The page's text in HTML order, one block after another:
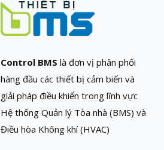
Control BMS là đơn vị phân phối
hàng đầu các thiết bị cảm biến và
giải pháp điều khiển trong lĩnh vực
Hệ thống Quản lý Tòa nhà (BMS) và
Điều hòa Không khí (HVAC)